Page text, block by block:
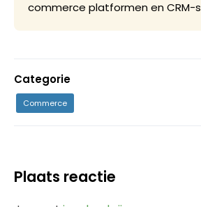
commerce platformen en CRM-
Categorie
Commerce
Plaats reactie